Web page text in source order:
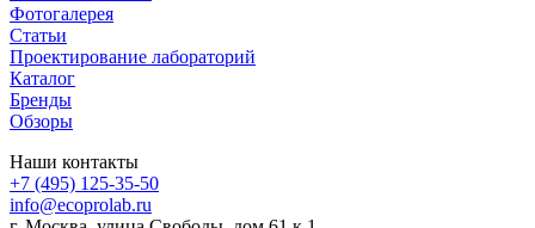
Фотогалерея
Статьи
Проектирование лабораторий
Каталог
Бренды
Обзоры
Наши контакты
+7 (495) 125-35-50
info@ecoprolab.ru